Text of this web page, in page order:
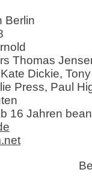
Berlin
Thomas
Dickie,
Press, Paul
16 Jahren